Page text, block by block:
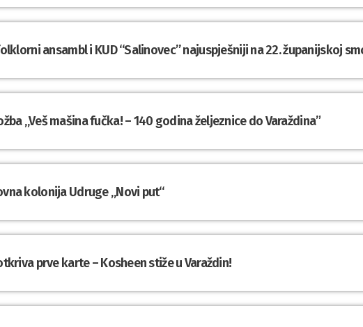
ansambl i KUD “Salinovec” najuspješniji na 22. županijskoj
„Veš mašina fučka! – 140 godina željeznice do Varaždina”
kolonija Udruge „Novi put“
prve karte – Kosheen stiže u Varaždin!